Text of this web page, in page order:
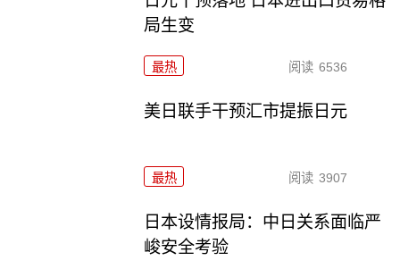
局生变
最热 阅读 6536
美日联手干预汇市提振日元
最热 阅读 3907
日本设情报局：中日关系面临严
峻安全考验